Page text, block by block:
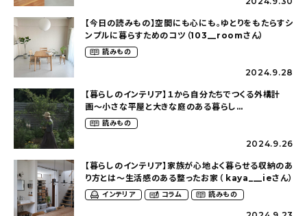
【今日の読みもの】空間にも心にも。ゆとりをもたらすシ
ンプルに暮らすためのコツ（103__roomさん）
読みもの
2024.9.28
【暮らしのインテリア】１から自分たちでつくる外構計
画〜小さな平屋と大きな庭のある暮らし
（tsumikiniwaさん）
読みもの
2024.9.26
【暮らしのインテリア】家族が心地よく暮らせる収納のあ
り方とは〜生活感のある整ったお家（ kaya___ieさん）
インテリア コラム 読みもの